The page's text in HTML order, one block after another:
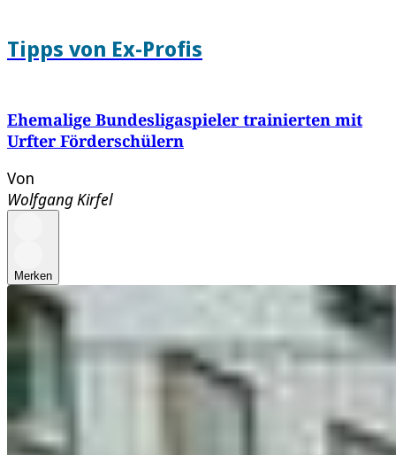
Tipps von Ex-Profis
Ehemalige Bundesligaspieler trainierten mit
Urfter Förderschülern
Von
Wolfgang Kirfel
Merken